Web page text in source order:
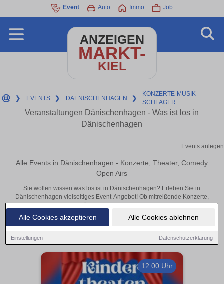
Alle Cookies akzeptieren Alle Cookies ablehnen
Einstellungen Datenschutzerklärung
Event Auto Immo Job
ANZEIGEN
MARKT-
KIEL
❯ EVENTS ❯ DAENISCHENHAGEN ❯
KONZERTE-MUSIK-
SCHLAGER
Veranstaltungen Dänischenhagen - Was ist los in
Dänischenhagen
Events anlegen
Alle Events in Dänischenhagen - Konzerte, Theater, Comedy
Open Airs
Sie wollen wissen was los ist in Dänischenhagen? Erleben Sie in
Dänischenhagen vielseitiges Event-Angebot! Ob mitreißende Konzerte,
inspirierende Theateraufführungen oder aufregende Veranstaltungen in
Dänischenhagen – hier finden alles im Überblick und Tickets.
12:00 Uhr